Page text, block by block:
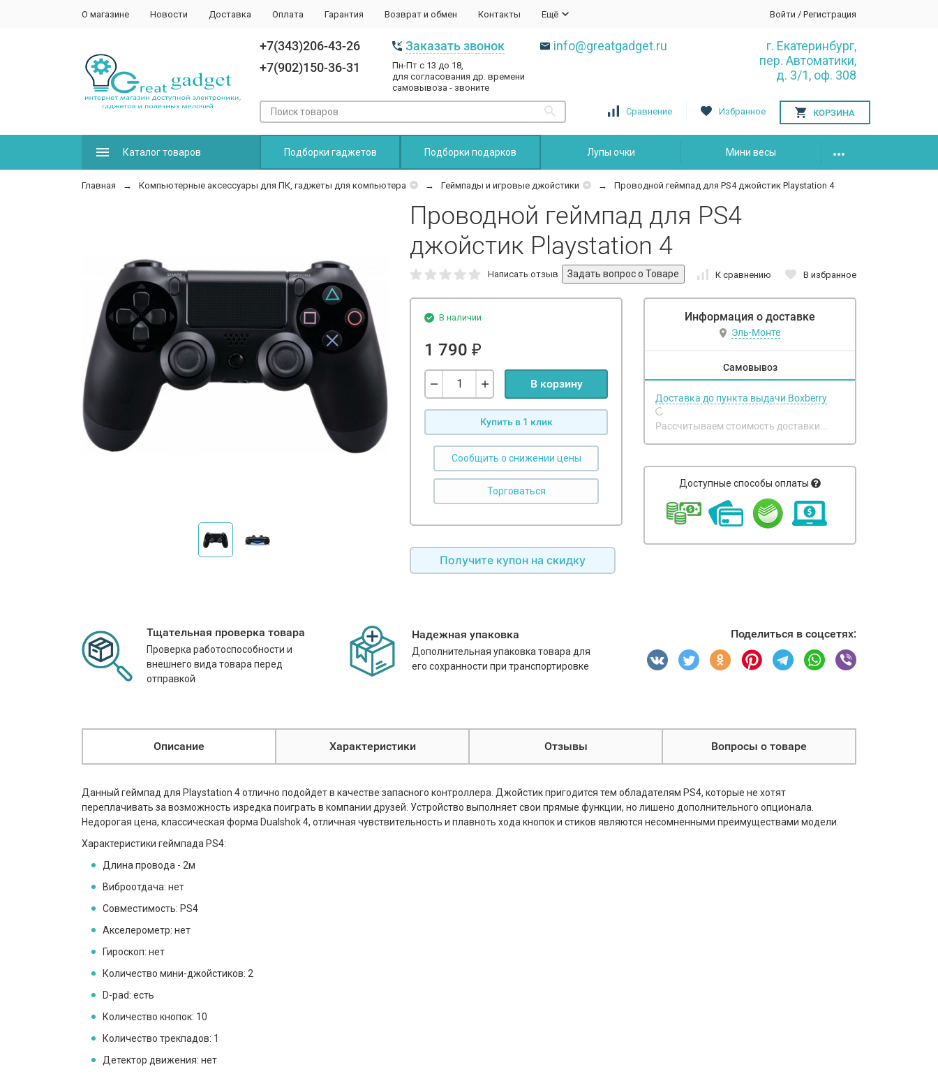
О магазине Новости Доставка Оплата Гарантия Возврат и обмен Контакты Ещё Войти / Регистрация
+7(343)206-43-26
+7(902)150-36-31
Заказать звонок
Пн-Пт с 13 до 18,
для согласования др. времени
самовывоза - звоните
info@greatgadget.ru
г. Екатеринбург,
пер. Автоматики,
д. 3/1, оф. 308
Сравнение Избранное КОРЗИНА
Каталог товаров Подборки гаджетов Подборки подарков Лупы очки Мини весы
Главная Компьютерные аксессуары для ПК, гаджеты для компьютера Геймпады и игровые джойстики Проводной геймпад для PS4 джойстик Playstation 4
Проводной геймпад для PS4
джойстик Playstation 4
Написать отзыв К сравнению В избранное
В наличии
1 790 ₽
В корзину
Купить в 1 клик
Сообщить о снижении цены
Получите купон на скидку
Информация о доставке
Эль-Монте
Самовывоз
Доставка до пункта выдачи Boxberry
Рассчитываем стоимость доставки...
Доступные способы оплаты
Тщательная проверка товара
Проверка работоспособности и
внешнего вида товара перед
отправкой
Надежная упаковка
Дополнительная упаковка товара для
его сохранности при транспортировке
Поделиться в соцсетях:
Описание Характеристики Отзывы Вопросы о товаре
Данный геймпад для Playstation 4 отлично подойдет в качестве запасного контроллера. Джойстик пригодится тем обладателям PS4, которые не хотят
переплачивать за возможность изредка поиграть в компании друзей. Устройство выполняет свои прямые функции, но лишено дополнительного опционала.
Недорогая цена, классическая форма Dualshok 4, отличная чувствительность и плавноть хода кнопок и стиков являются несомненными преимуществами модели.
Характеристики геймпада PS4:
Длина провода - 2м
Виброотдача: нет
Совместимость: PS4
Акселерометр: нет
Гироскоп: нет
Количество мини-джойстиков: 2
D-pad: есть
Количество кнопок: 10
Количество трекпадов: 1
Детектор движения: нет